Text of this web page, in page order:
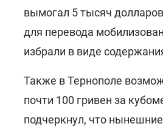
вымогал 5 тысяч
для перевода
избрали в виде
Также в Тернополе
почти 100 гривен за
подчеркнул, что